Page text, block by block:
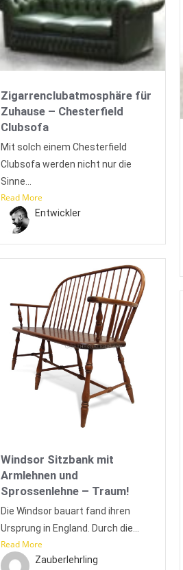
Zigarrenclubatmosphäre für
Zuhause – Chesterfield
Clubsofa
Mit solch einem Chesterfield
Clubsofa werden nicht nur die
Sinne...
Read More
Entwickler
Windsor Sitzbank mit
Armlehnen und
Sprossenlehne – Traum!
Die Windsor bauart fand ihren
Ursprung in England. Durch die...
Read More
Zauberlehrling